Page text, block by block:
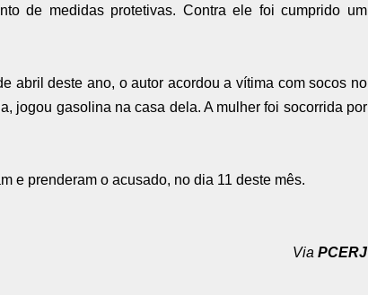
de medidas protetivas. Contra ele foi cumprido um
abril deste ano, o autor acordou a vítima com socos no
jogou gasolina na casa dela. A mulher foi socorrida por
e prenderam o acusado, no dia 11 deste mês.
Via PCERJ